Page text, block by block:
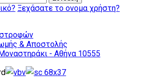
Ξεχάσατε το ονομα χρήστη?
& Αποστολής
- Αθήνα 10555